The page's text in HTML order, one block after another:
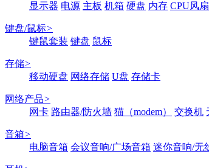
显示器 电源 主板 机箱 硬盘 内存 CPU风扇
键盘/鼠标>
键鼠套装 键盘 鼠标
存储>
移动硬盘 网络存储 U盘 存储卡
网络产品>
网卡 路由器/防火墙 猫（modem） 交换机
音箱>
电脑音箱 会议音响/广场音箱 迷你音响/无